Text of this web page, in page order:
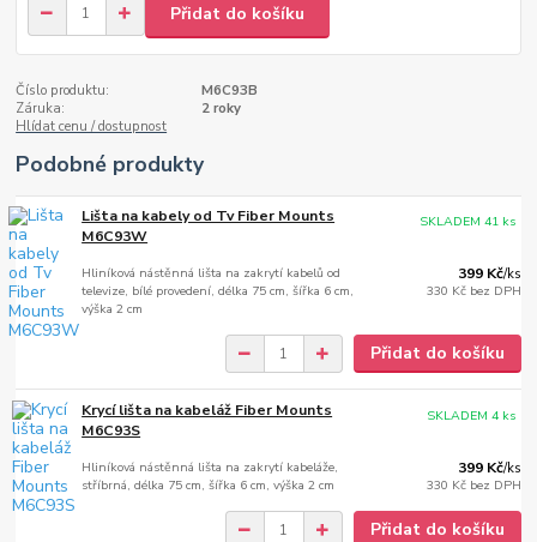
Přidat do košíku
Číslo produktu:
M6C93B
Záruka:
2 roky
Hlídat cenu / dostupnost
Podobné produkty
Lišta na kabely od Tv Fiber Mounts
M6C93W
Hliníková nástěnná lišta na zakrytí kabelů od
televize, bílé provedení, délka 75 cm, šířka 6 cm,
výška 2 cm
399 Kč/ks
330 Kč bez DPH
SKLADEM 41 ks
Přidat do košíku
Krycí lišta na kabeláž Fiber Mounts
M6C93S
Hliníková nástěnná lišta na zakrytí kabeláže,
stříbrná, délka 75 cm, šířka 6 cm, výška 2 cm
399 Kč/ks
330 Kč bez DPH
SKLADEM 4 ks
Přidat do košíku